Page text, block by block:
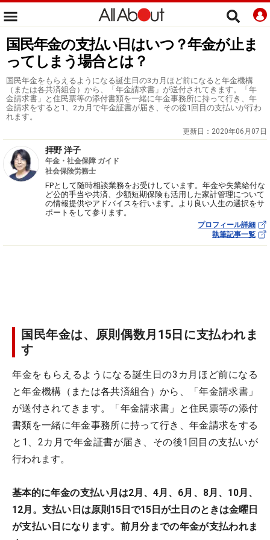
国民年金の支払い日はいつ？年金が止ま
ってしまう場合とは？
国民年金をもらえるようになる誕生日の3カ月ほど前になると年金機構
（または各共済組合）から、「年金請求書」が送付されてきます。「年
金請求書」と住民票等の添付書類を一緒に年金事務所に持って行き、年
金請求をすると1、2カ月で年金証書が届き、その後1回目の支払いが行わ
れます。
更新日： 2020年06月07日
拝野 洋子
年金・社会保障 ガイド
社会保険労務士
FPとして随時相談業務をお受けしています。年金や失業給付な
ど公的手当や共済、少額短期保険も活用した家計管理について
の情報提供やアドバイスを行います。より良い人生の選択をサ
ポートをして参ります。
プロフィール詳細
執筆記事一覧
国民年金は、原則偶数月15日に支払われま
す
年金をもらえるようになる誕生日の3カ月ほど前になる
と年金機構（または各共済組合）から、「年金請求書」
が送付されてきます。「年金請求書」と住民票等の添付
書類を一緒に年金事務所に持って行き、年金請求をする
と1、2カ月で年金証書が届き、その後1回目の支払いが
行われます。
基本的に年金の支払い月は2月、4月、6月、8月、10月、
12月。支払い日は原則15日で15日が土日のときは金曜日
が支払い日になります。前月分までの年金が支払われま